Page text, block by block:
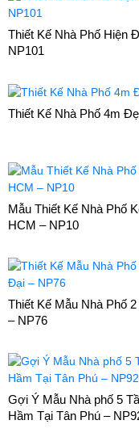
Thiết Kế Nhà Phố Hiện
NP101
Thiết Kế Nhà Phố 4m
Mẫu Thiết Kế Nhà Phố
HCM – NP10
Thiết Kế Mẫu Nhà Phố
– NP76
Gợi Ý Mẫu Nhà phố 5
Hầm Tại Tân Phú –